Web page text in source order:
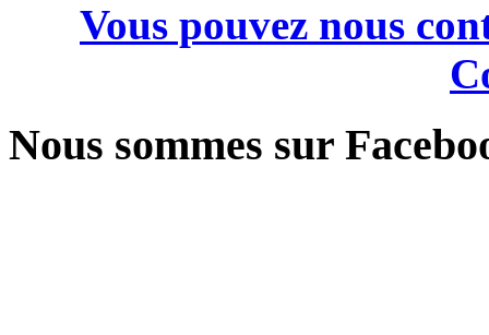
Vous pouvez nous
Nous sommes sur